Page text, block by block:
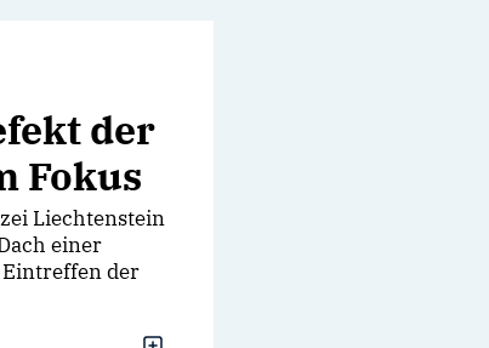
der
Fokus
Liechtenstein
einer
Eintreffen der